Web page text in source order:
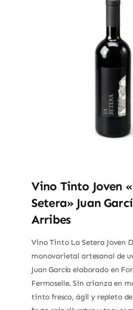
Vino Tinto Joven
Setera» Juan
Arribes
Vino Tinto La Setera Joven
monovarietal artesanal de
Juan García elaborado en
Fermoselle. Sin crianza en
tinto fresco, ágil y repleto